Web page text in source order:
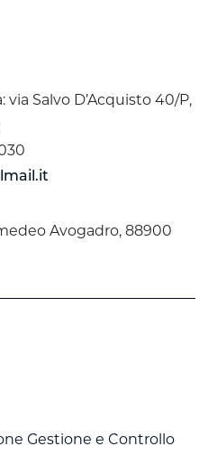
Salvo D’Acquisto 40/P,
Avogadro, 88900
Gestione e Controllo